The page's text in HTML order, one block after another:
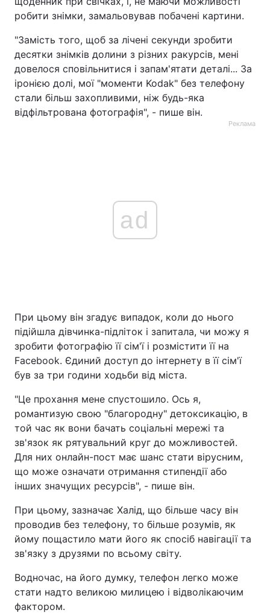
робити знімки, замальовував побачені картини.
"Замість того, щоб за лічені секунди зробити
десятки знімків долини з різних ракурсів, мені
довелося сповільнитися і запам'ятати деталі... За
іронією долі, мої "моменти Kodak" без телефону
стали більш захопливими, ніж будь-яка
відфільтрована фотографія", - пише він.
Реклама
ad
При цьому він згадує випадок, коли до нього
підійшла дівчинка-підліток і запитала, чи можу я
зробити фотографію її сім'ї і розмістити її на
Facebook. Єдиний доступ до інтернету в її сім'ї
був за три години ходьби від міста.
"Це прохання мене спустошило. Ось я,
романтизую свою "благородну" детоксикацію, в
той час як вони бачать соціальні мережі та
зв'язок як рятувальний круг до можливостей.
Для них онлайн-пост має шанс стати вірусним,
що може означати отримання стипендії або
інших значущих ресурсів", - пише він.
При цьому, зазначає Халід, що більше часу він
проводив без телефону, то більше розумів, як
йому пощастило мати його як спосіб навігації та
зв'язку з друзями по всьому світу.
Водночас, на його думку, телефон легко може
стати надто великою милицею і відволікаючим
фактором.